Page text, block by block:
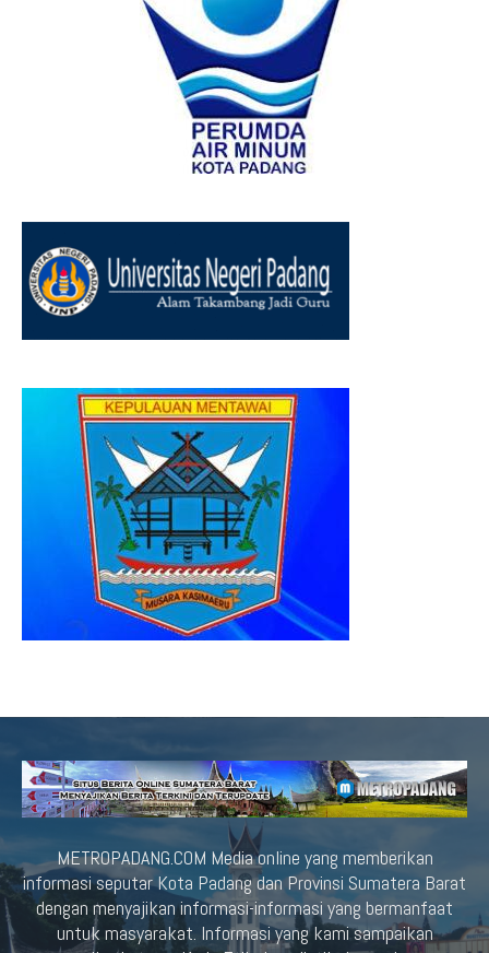
METROPADANG.COM Media online yang memberikan
informasi seputar Kota Padang dan Provinsi Sumatera Barat
dengan menyajikan informasi-informasi yang bermanfaat
untuk masyarakat. Informasi yang kami sampaikan